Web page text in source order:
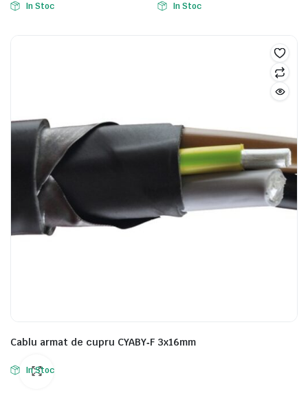
In Stoc In Stoc
Cablu armat de cupru CYABY‑F 3x16mm
In Stoc